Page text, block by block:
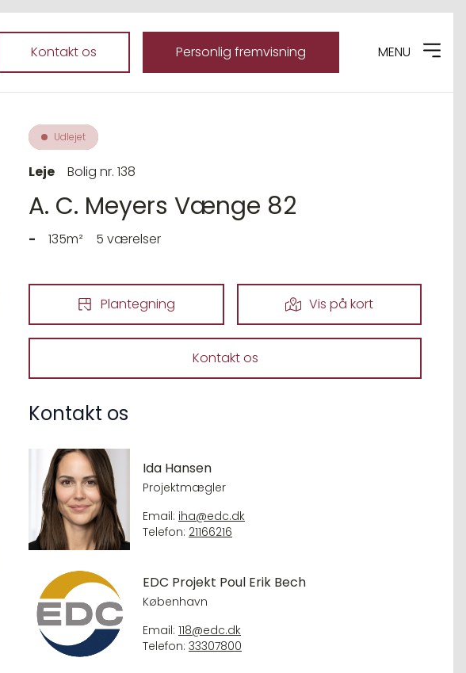
Kontakt os Personlig fremvisning MENU
Udlejet
Leje Bolig nr. 138
A. C. Meyers Vænge 82
- 135m² 5 værelser
Plantegning Vis på kort
Kontakt os
Kontakt os
Ida Hansen
Projektmægler
Email: iha@edc.dk
Telefon: 21166216
EDC Projekt Poul Erik Bech
København
Email: 118@edc.dk
Telefon: 33307800